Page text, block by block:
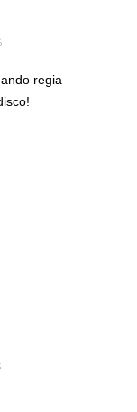
regia